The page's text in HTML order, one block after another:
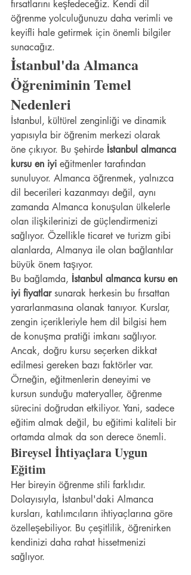
fırsatlarını keşfedeceğiz. Kendi dil
öğrenme yolculuğunuzu daha verimli ve
keyifli hale getirmek için önemli bilgiler
sunacağız.
İstanbul'da Almanca
Öğreniminin Temel
Nedenleri
İstanbul, kültürel zenginliği ve dinamik
yapısıyla bir öğrenim merkezi olarak
öne çıkıyor. Bu şehirde İstanbul almanca
kursu en iyi eğitmenler tarafından
sunuluyor. Almanca öğrenmek, yalnızca
dil becerileri kazanmayı değil, aynı
zamanda Almanca konuşulan ülkelerle
olan ilişkilerinizi de güçlendirmenizi
sağlıyor. Özellikle ticaret ve turizm gibi
alanlarda, Almanya ile olan bağlantılar
büyük önem taşıyor.
Bu bağlamda, İstanbul almanca kursu en
iyi fiyatlar sunarak herkesin bu fırsattan
yararlanmasına olanak tanıyor. Kurslar,
zengin içerikleriyle hem dil bilgisi hem
de konuşma pratiği imkanı sağlıyor.
Ancak, doğru kursu seçerken dikkat
edilmesi gereken bazı faktörler var.
Örneğin, eğitmenlerin deneyimi ve
kursun sunduğu materyaller, öğrenme
sürecini doğrudan etkiliyor. Yani, sadece
eğitim almak değil, bu eğitimi kaliteli bir
ortamda almak da son derece önemli.
Bireysel İhtiyaçlara Uygun
Eğitim
Her bireyin öğrenme stili farklıdır.
Dolayısıyla, İstanbul'daki Almanca
kursları, katılımcıların ihtiyaçlarına göre
özelleşebiliyor. Bu çeşitlilik, öğrenirken
kendinizi daha rahat hissetmenizi
sağlıyor.